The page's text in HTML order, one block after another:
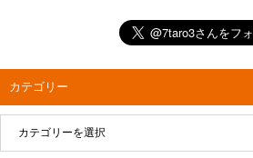
カテゴリー